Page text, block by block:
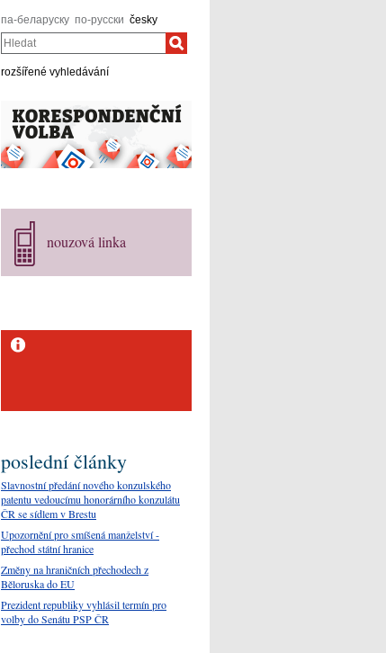
па-беларуску по-русски česky
Hledat
rozšířené vyhledávání
nouzová linka
poslední články
Slavnostní předání nového konzulského
patentu vedoucímu honorárního konzulátu
ČR se sídlem v Brestu
Upozornění pro smíšená manželství -
přechod státní hranice
Změny na hraničních přechodech z
Běloruska do EU
Prezident republiky vyhlásil termín pro
volby do Senátu PSP ČR